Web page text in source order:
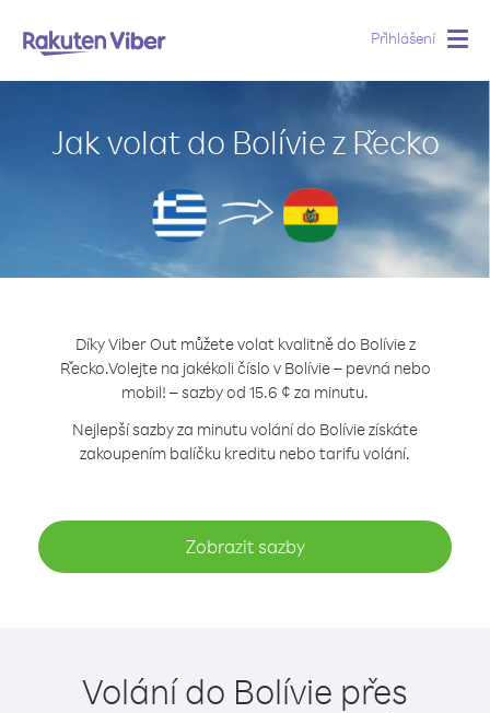
Přihlášení
Jak volat do Bolívie z Řecko
Díky Viber Out můžete volat kvalitně do Bolívie z
Řecko.Volejte na jakékoli číslo v Bolívie – pevná nebo
mobil! – sazby od 15.6 ¢ za minutu.
Nejlepší sazby za minutu volání do Bolívie získáte
zakoupením balíčku kreditu nebo tarifu volání.
Zobrazit sazby
Volání do Bolívie přes